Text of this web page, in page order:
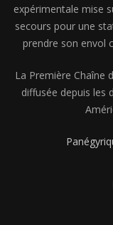
expérimentale mise
secours pour une
prendre son envol
La Première Chaîne
diffusée depuis les